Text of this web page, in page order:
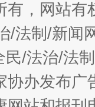
"炒
有，网站
/法制/新闻
/法治/法
协办发布